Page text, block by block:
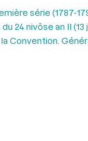
série (1787-
24 nivôse an II (13
Convention.